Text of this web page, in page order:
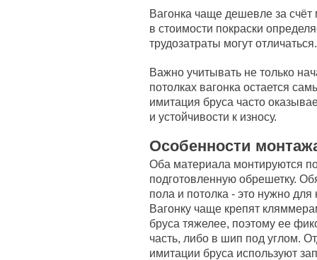
Вагонка чаще дешевле за
в стоимости покраски
трудозатраты могут отличаться.
Важно учитывать не только
потолках вагонка остается
имитация бруса часто
и устойчивости к износу.
Особенности
Оба материала монтируются
подготовленную обрешетку.
пола и потолка - это нужно
Вагонку чаще крепят
бруса тяжелее, поэтому ее
часть, либо в шип под углом.
имитации бруса используют